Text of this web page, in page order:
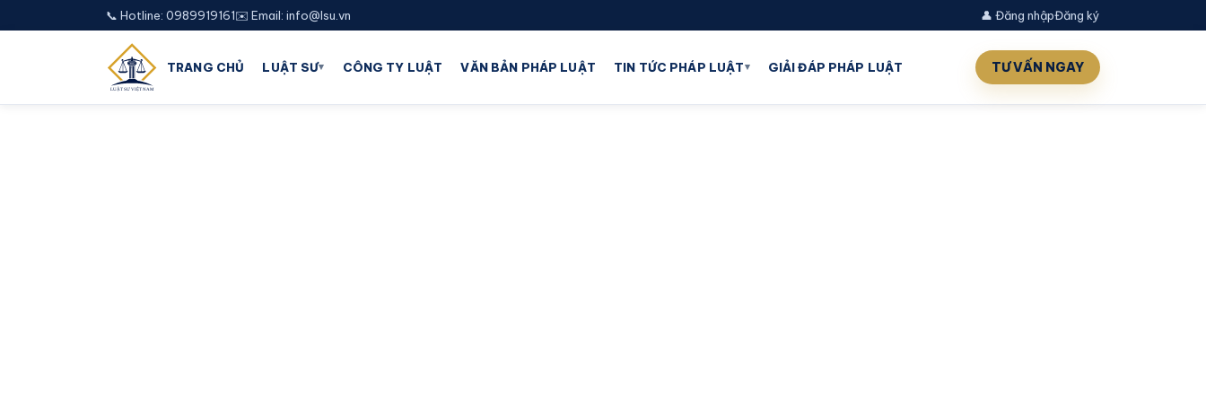
📞 Hotline: 0989919161✉️ Email: info@lsu.vn 👤 Đăng nhậpĐăng ký
TRANG CHỦ LUẬT SƯ▾ CÔNG TY LUẬT VĂN BẢN PHÁP LUẬT TIN TỨC PHÁP LUẬT▾ GIẢI ĐÁP PHÁP LUẬT TƯ VẤN NGAY